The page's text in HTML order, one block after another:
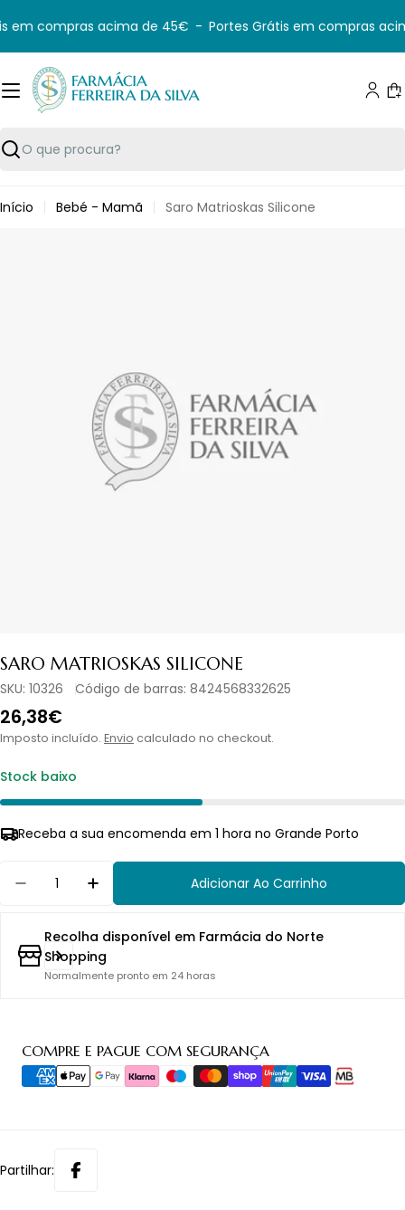
para
o
conteúdo
em compras acima de 45€ Portes Grátis em compras
Pesquisar
Início Bebé - Mamã
Saro Matrioskas Silicone
Abrir media em modal
SARO MATRIOSKAS SILICONE
SKU: 10326 Código de barras: 8424568332625
Preço
normal
26,38€
Imposto incluído. Envio calculado no checkout.
Stock baixo
Receba a sua encomenda em 1 hora no Grande Porto
Diminuir Quantidade Para Saro Matrioskas
Aumentar Quantidade Para Saro
Adicionar Ao Carrinho
Recolha disponível em Farmácia do Norte
Shopping
Normalmente pronto em 24 horas
COMPRE E PAGUE COM SEGURANÇA
Métodos
de
pagamento
Partilhar: